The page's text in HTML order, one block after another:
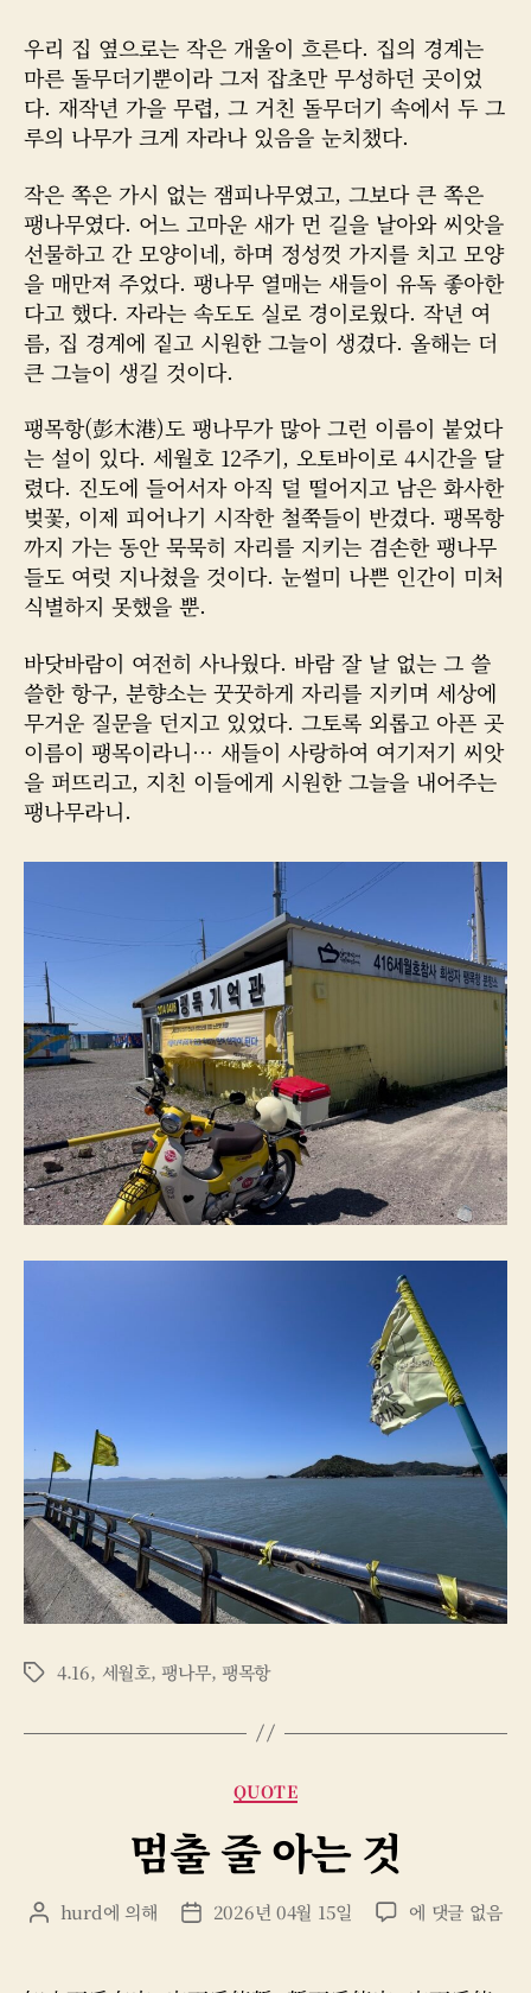
작
성
자
날
짜
우리 집 옆으로는 작은 개울이 흐른다. 집의 경계는
마른 돌무더기뿐이라 그저 잡초만 무성하던 곳이었
다. 재작년 가을 무렵, 그 거친 돌무더기 속에서 두 그
루의 나무가 크게 자라나 있음을 눈치챘다.
작은 쪽은 가시 없는 잼피나무였고, 그보다 큰 쪽은
팽나무였다. 어느 고마운 새가 먼 길을 날아와 씨앗을
선물하고 간 모양이네, 하며 정성껏 가지를 치고 모양
을 매만져 주었다. 팽나무 열매는 새들이 유독 좋아한
다고 했다. 자라는 속도도 실로 경이로웠다. 작년 여
름, 집 경계에 짙고 시원한 그늘이 생겼다. 올해는 더
큰 그늘이 생길 것이다.
팽목항(彭木港)도 팽나무가 많아 그런 이름이 붙었다
는 설이 있다. 세월호 12주기, 오토바이로 4시간을 달
렸다. 진도에 들어서자 아직 덜 떨어지고 남은 화사한
벚꽃, 이제 피어나기 시작한 철쭉들이 반겼다. 팽목항
까지 가는 동안 묵묵히 자리를 지키는 겸손한 팽나무
들도 여럿 지나쳤을 것이다. 눈썰미 나쁜 인간이 미처
식별하지 못했을 뿐.
바닷바람이 여전히 사나웠다. 바람 잘 날 없는 그 쓸
쓸한 항구, 분향소는 꿋꿋하게 자리를 지키며 세상에
무거운 질문을 던지고 있었다. 그토록 외롭고 아픈 곳
이름이 팽목이라니… 새들이 사랑하여 여기저기 씨앗
을 퍼뜨리고, 지친 이들에게 시원한 그늘을 내어주는
팽나무라니.
태
4.16, 세월호,팽나무, 팽목항
카
테
고
리
QUOTE
멈출 줄 아는 것
게 hurd에 의해
게 2026년 04월 15일
멈
에 댓글 없음